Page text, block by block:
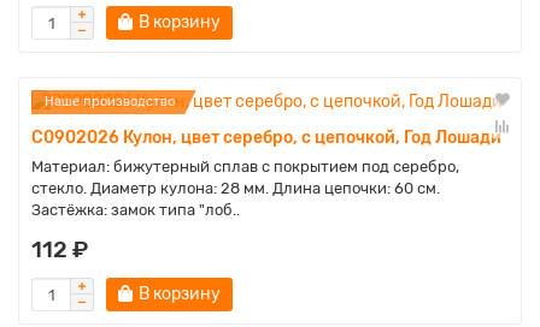
В корзину
Наше производство
C0902026 Кулон, цвет серебро, с цепочкой, Год Лошади
Материал: бижутерный сплав с покрытием под серебро,
стекло. Диаметр кулона: 28 мм. Длина цепочки: 60 см.
Застёжка: замок типа "лоб..
112 ₽
В корзину